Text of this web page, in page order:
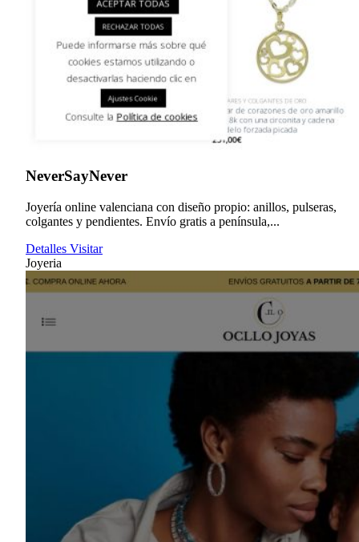
NeverSayNever
Joyería online valenciana con diseño propio: anillos, pulseras,
colgantes y pendientes. Envío gratis a península,...
Detalles Visitar
Joyeria